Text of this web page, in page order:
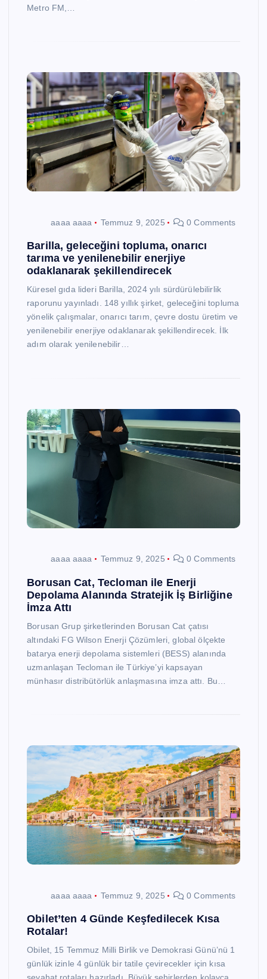
Metro FM,…
aaaa aaaa Temmuz 9, 2025 0 Comments
Barilla, geleceğini topluma, onarıcı
tarıma ve yenilenebilir enerjiye
odaklanarak şekillendirecek
Küresel gıda lideri Barilla, 2024 yılı sürdürülebilirlik
raporunu yayınladı. 148 yıllık şirket, geleceğini topluma
yönelik çalışmalar, onarıcı tarım, çevre dostu üretim ve
yenilenebilir enerjiye odaklanarak şekillendirecek. İlk
adım olarak yenilenebilir…
aaaa aaaa Temmuz 9, 2025 0 Comments
Borusan Cat, Tecloman ile Enerji
Depolama Alanında Stratejik İş Birliğine
İmza Attı
Borusan Grup şirketlerinden Borusan Cat çatısı
altındaki FG Wilson Enerji Çözümleri, global ölçekte
batarya enerji depolama sistemleri (BESS) alanında
uzmanlaşan Tecloman ile Türkiye’yi kapsayan
münhasır distribütörlük anlaşmasına imza attı. Bu…
aaaa aaaa Temmuz 9, 2025 0 Comments
Obilet’ten 4 Günde Keşfedilecek Kısa
Rotalar!
Obilet, 15 Temmuz Milli Birlik ve Demokrasi Günü’nü 1
günlük izinle 4 günlük bir tatile çevirecekler için kısa